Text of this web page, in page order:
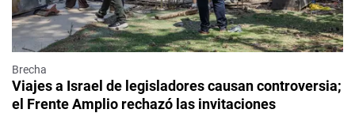
Brecha
Viajes a Israel de legisladores causan controversia;
el Frente Amplio rechazó las invitaciones